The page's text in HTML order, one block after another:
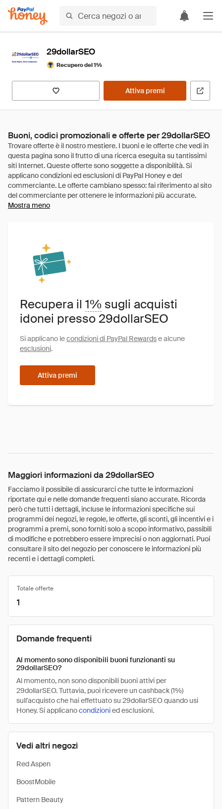
29dollarSEO
Recupero del 1%
Attiva premi
Buoni, codici promozionali e offerte per 29dollarSEO
Mostra meno
Recupera il 1% sugli acquisti
idonei presso 29dollarSEO
Si applicano lecondizioni di PayPal Rewardse alcune
esclusioni.
Attiva premi
Maggiori informazioni da 29dollarSEO
Facciamo il possibile di assicurarci che tutte le informazioni
riportate qui e nelle domande frequenti siano accurate. Ricorda
però che tutti i dettagli, incluse le informazioni specifiche sui
programmi dei negozi, le regole, le offerte, gli sconti, gli incentivi e i
programmi a premi, sono forniti solo a scopo informativo, passibili
di modifiche e potrebbero essere imprecisi o non aggiornati. Puoi
consultare il sito del negozio per conoscere le informazioni più
recenti e i dettagli completi.
Vedi altri negozi
Red Aspen
BoostMobile
Pattern Beauty
Totale offerte
1
Domande frequenti
Al momento sono disponibili buoni funzionanti su
29dollarSEO?
Al momento, non sono disponibili buoni attivi per
29dollarSEO. Tuttavia, puoi ricevere un cashback (1%)
sull'acquisto che hai effettuato su 29dollarSEO quando usi
Honey. Si applicanocondizionied esclusioni.